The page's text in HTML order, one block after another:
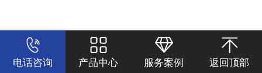
电话咨询 产品中心 服务案例 返回顶部